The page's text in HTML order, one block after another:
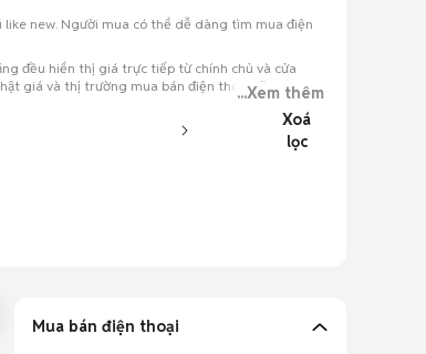
new. Người mua có thể dễ dàng tìm mua điện
đều hiển thị giá trực tiếp từ chính chủ và cửa
giá và thị trường mua bán điện thoại cũ tại
...Xem thêm
Xoá
lọc
Game
Góp
Mua bán điện thoại